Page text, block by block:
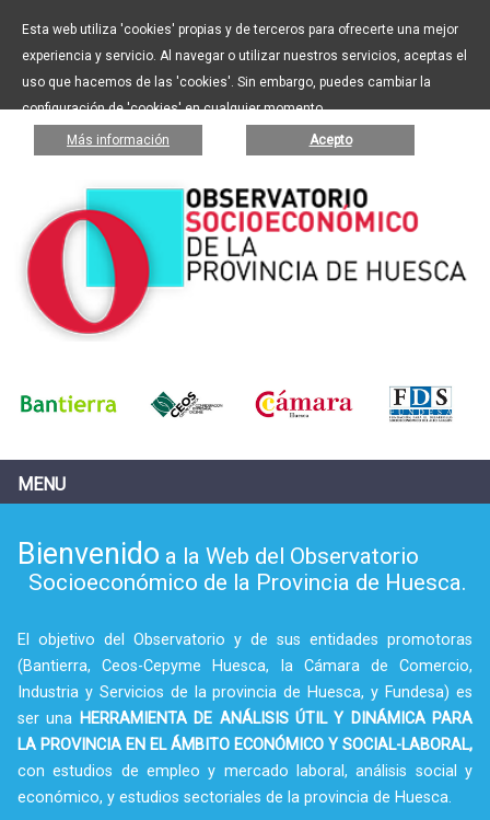
Esta web utiliza 'cookies' propias y de terceros para ofrecerte una mejor
experiencia y servicio. Al navegar o utilizar nuestros servicios, aceptas el
uso que hacemos de las 'cookies'. Sin embargo, puedes cambiar la
configuración de 'cookies' en cualquier momento.
Más información Acepto
MENU
Bienvenido a la Web del Observatorio
Socioeconómico de la Provincia de Huesca.
El objetivo del Observatorio y de sus entidades promotoras
(Bantierra, Ceos-Cepyme Huesca, la Cámara de Comercio,
Industria y Servicios de la provincia de Huesca, y Fundesa) es
ser una HERRAMIENTA DE ANÁLISIS ÚTIL Y DINÁMICA PARA
LA PROVINCIA EN EL ÁMBITO ECONÓMICO Y SOCIAL-LABORAL,
con estudios de empleo y mercado laboral, análisis social y
económico, y estudios sectoriales de la provincia de Huesca.